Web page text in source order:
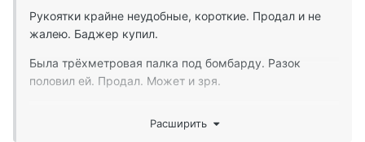
Рукоятки крайне неудобные, короткие. Продал и не
жалею. Баджер купил.
Была трёхметровая палка под бомбарду. Разок
половил ей. Продал. Может и зря.
джиговая палчонка, 210см, 5-15гр.
Расширить